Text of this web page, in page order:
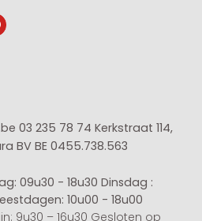
03 235 78 74 Kerkstraat 114,
BV BE 0455.738.563
09u30 - 18u30 Dinsdag :
10u00 - 18u00
9u30 – 16u30 Gesloten op